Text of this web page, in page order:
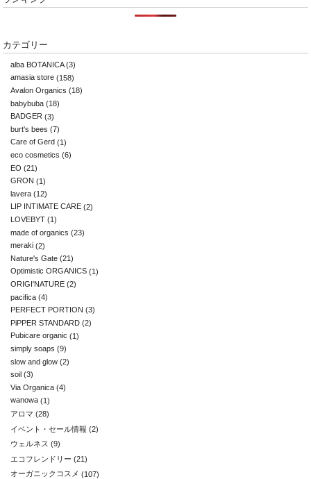
カテゴリー
alba BOTANICA(3)
amasia store (158)
Avalon Organics (18)
babybuba (18)
BADGER (3)
burt's bees (7)
Care of Gerd (1)
eco cosmetics (6)
EO (21)
GRON (1)
lavera (12)
LIP INTIMATE CARE (2)
LOVEBYT (1)
made of organics (23)
meraki (2)
Nature's Gate (21)
Optimistic ORGANICS (1)
ORIGI'NATURE (2)
pacifica (4)
PERFECT PORTION (3)
PiPPER STANDARD (2)
Pubicare organic (1)
simply soaps (9)
slow and glow (2)
soil (3)
Via Organica (4)
wanowa (1)
アロマ (28)
イベント・セール情報 (2)
ウェルネス (9)
エコフレンドリー (21)
オーガニックコスメ (107)